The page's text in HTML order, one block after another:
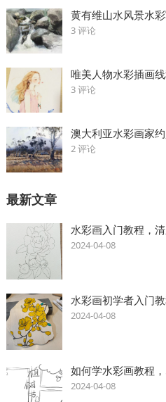
黄有维山水风景水
3 评论
唯美人物水彩插画
3 评论
澳大利亚水彩画家
2 评论
最新文章
水彩画入门教程，
2024-04-08
水彩画初学者入门
2024-04-08
如何学水彩画教程
2024-04-08